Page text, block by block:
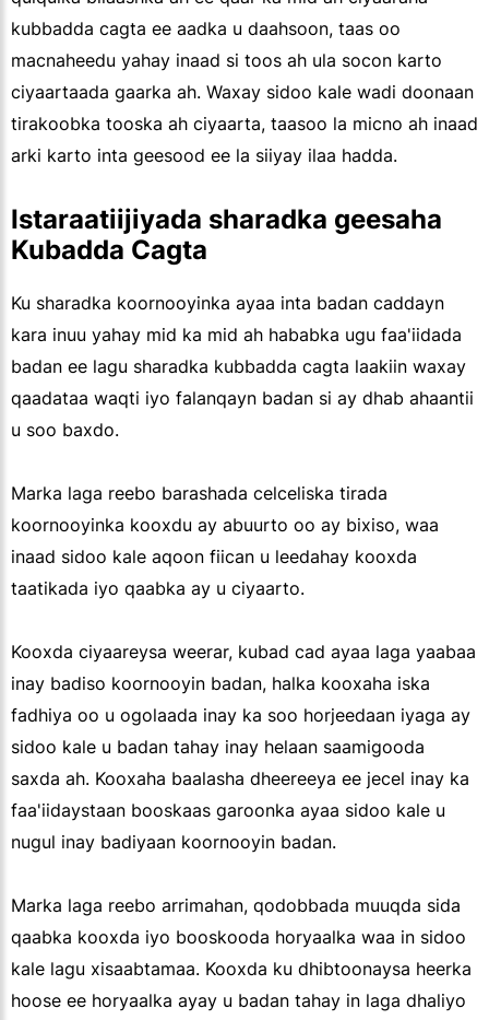
kubbadda cagta ee aadka u daahsoon, taas oo
macnaheedu yahay inaad si toos ah ula socon karto
ciyaartaada gaarka ah. Waxay sidoo kale wadi doonaan
tirakoobka tooska ah ciyaarta, taasoo la micno ah inaad
arki karto inta geesood ee la siiyay ilaa hadda.
Istaraatiijiyada sharadka geesaha
Kubadda Cagta
Ku sharadka koornooyinka ayaa inta badan caddayn
kara inuu yahay mid ka mid ah hababka ugu faa'iidada
badan ee lagu sharadka kubbadda cagta laakiin waxay
qaadataa waqti iyo falanqayn badan si ay dhab ahaantii
u soo baxdo.
Marka laga reebo barashada celceliska tirada
koornooyinka kooxdu ay abuurto oo ay bixiso, waa
inaad sidoo kale aqoon fiican u leedahay kooxda
taatikada iyo qaabka ay u ciyaarto.
Kooxda ciyaareysa weerar, kubad cad ayaa laga yaabaa
inay badiso koornooyin badan, halka kooxaha iska
fadhiya oo u ogolaada inay ka soo horjeedaan iyaga ay
sidoo kale u badan tahay inay helaan saamigooda
saxda ah. Kooxaha baalasha dheereeya ee jecel inay ka
faa'iidaystaan booskaas garoonka ayaa sidoo kale u
nugul inay badiyaan koornooyin badan.
Marka laga reebo arrimahan, qodobbada muuqda sida
qaabka kooxda iyo booskooda horyaalka waa in sidoo
kale lagu xisaabtamaa. Kooxda ku dhibtoonaysa heerka
hoose ee horyaalka ayay u badan tahay in laga dhaliyo